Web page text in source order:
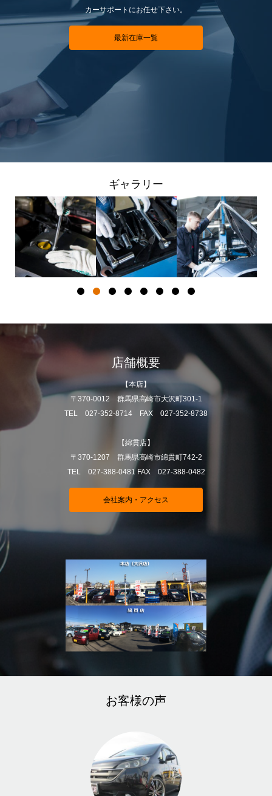
カーサポートにお任せ下さい。
最新在庫一覧
ギャラリー
店舗概要
【本店】
〒370-0012 群馬県高崎市大沢町301-1
TEL 027-352-8714 FAX 027-352-8738
【綿貫店】
〒370-1207 群馬県高崎市綿貫町742-2
TEL 027-388-0481 FAX 027-388-0482
会社案内・アクセス
お客様の声